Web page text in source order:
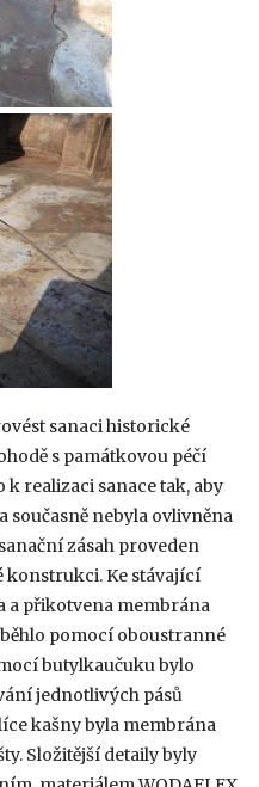
sanaci historické
s památkovou péčí
realizaci sanace tak, aby
současně nebyla ovlivněna
zásah proveden
konstrukci. Ke stávající
a přikotvena membrána
pomocí oboustranné
butylkaučuku bylo
jednotlivých pásů
kašny byla membrána
Složitější detaily byly